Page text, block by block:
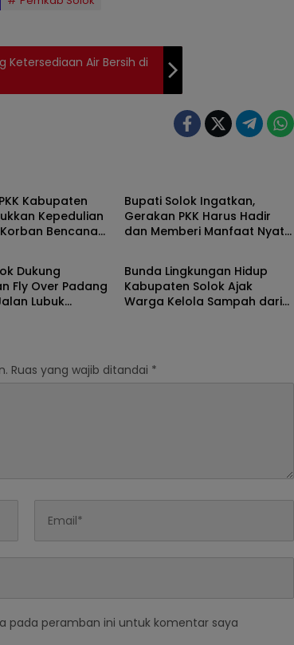
Ketersediaan Air Bersih di
Kabupaten
Kepedulian
Bencana
Bupati Solok Ingatkan,
Gerakan PKK Harus Hadir
dan Memberi Manfaat Nyata
Dukung
Fly Over Padang
Lubuk
Solok
Bunda Lingkungan Hidup
Kabupaten Solok Ajak
Warga Kelola Sampah dari
Ruas yang wajib ditandai *
pada peramban ini untuk komentar saya